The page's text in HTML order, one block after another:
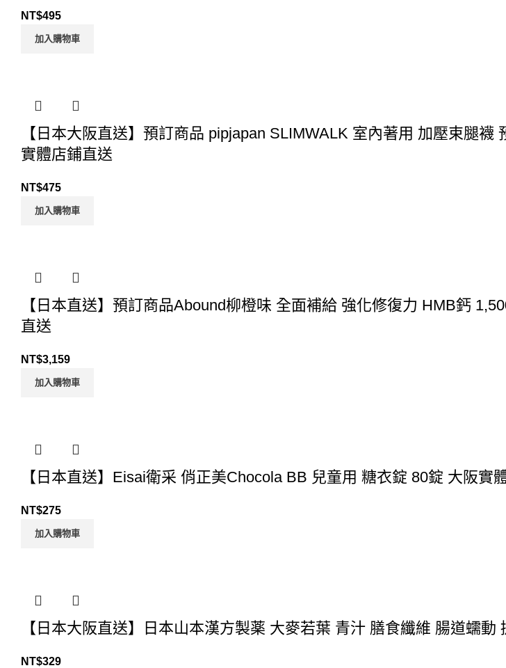
NT$495
加入購物車
【日本大阪直送】預訂商品 pipjapan SLIMWALK 室內著用 加壓束腿
實體店鋪直送
NT$475
加入購物車
【日本直送】預訂商品Abound柳橙味 全面補給 強化修復力 HMB鈣
直送
NT$3,159
加入購物車
【日本直送】Eisai衛采 俏正美Chocola BB 兒童用 糖衣錠 80錠 大阪實
NT$275
加入購物車
【日本大阪直送】日本山本漢方製薬 大麥若葉 青汁 膳食纖維 腸道蠕
NT$329